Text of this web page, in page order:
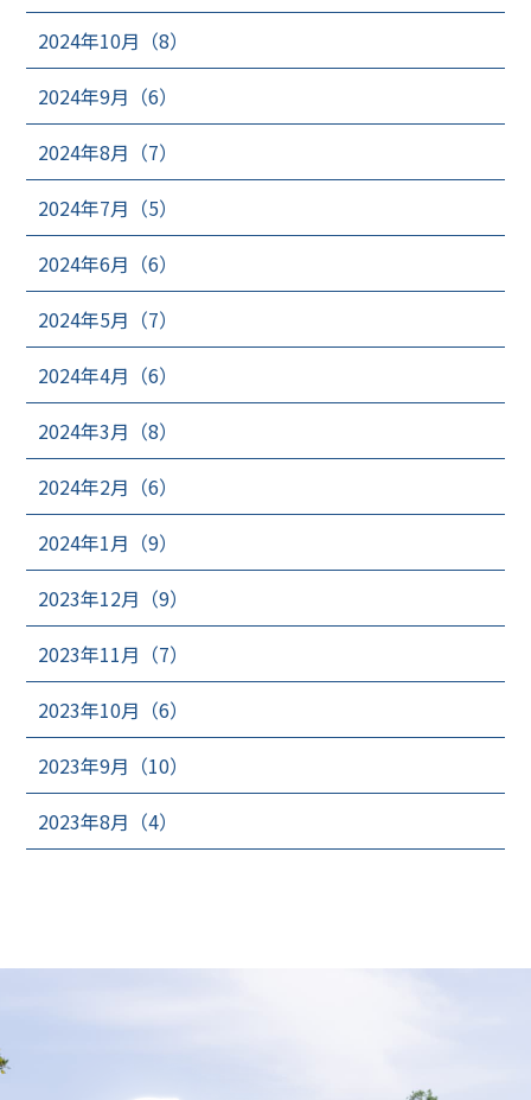
2024年10月（8）
2024年9月（6）
2024年8月（7）
2024年7月（5）
2024年6月（6）
2024年5月（7）
2024年4月（6）
2024年3月（8）
2024年2月（6）
2024年1月（9）
2023年12月（9）
2023年11月（7）
2023年10月（6）
2023年9月（10）
2023年8月（4）